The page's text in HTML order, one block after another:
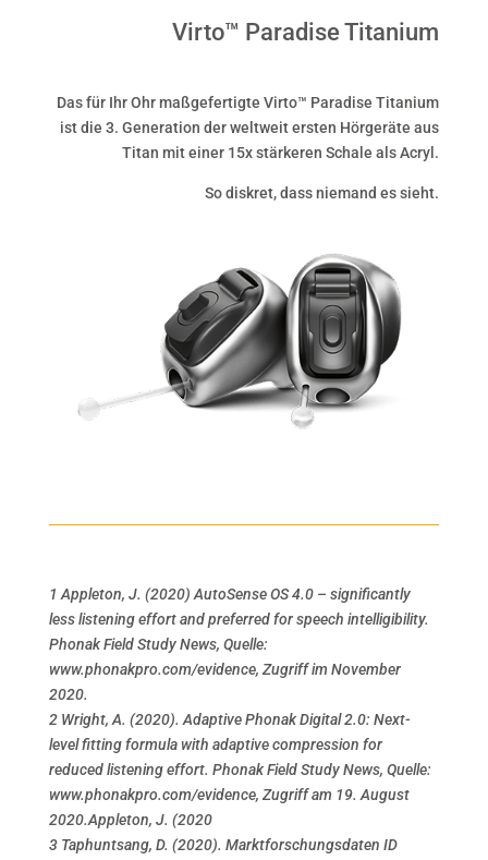
Virto™ Paradise Titanium
Das für Ihr Ohr maßgefertigte Virto™ Paradise Titanium
ist die 3. Generation der weltweit ersten Hörgeräte aus
Titan mit einer 15x stärkeren Schale als Acryl.
So diskret, dass niemand es sieht.
1 Appleton, J. (2020) AutoSense OS 4.0 – significantly
less listening effort and preferred for speech intelligibility.
Phonak Field Study News, Quelle:
www.phonakpro.com/evidence, Zugriff im November
2020.
2 Wright, A. (2020). Adaptive Phonak Digital 2.0: Next-
level fitting formula with adaptive compression for
reduced listening effort. Phonak Field Study News, Quelle:
www.phonakpro.com/evidence, Zugriff am 19. August
2020.Appleton, J. (2020
3 Taphuntsang, D. (2020). Marktforschungsdaten ID